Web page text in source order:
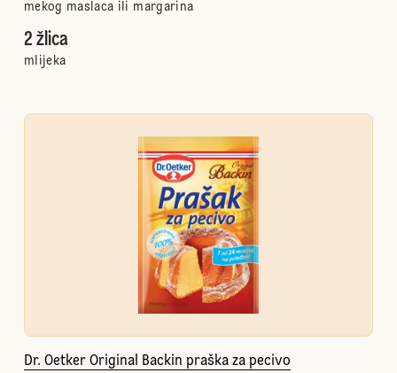
mekog maslaca ili margarina
2 žlica
mlijeka
Dr. Oetker Original Backin praška za pecivo